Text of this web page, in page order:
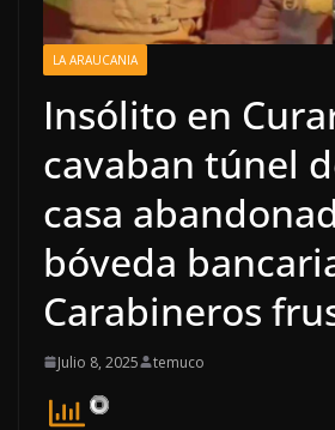
LA ARAUCANIA
Insólito en
cavaban túnel
casa
bóveda
Carabineros
Julio 8, 2025 temuco